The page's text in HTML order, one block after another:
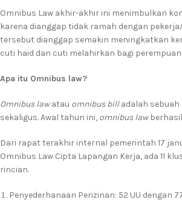
Omnibus Law akhir-akhir ini menimbulkan
karena dianggap tidak ramah dengan
tersebut dianggap semakin meningkatkan
cuti haid dan cuti melahirkan bagi perempuan.
Apa itu Omnibus law?
Omnibus lawatau omnibus billadalah sebuah
sekaligus. Awal tahun ini, omnibus law
Dari rapat terakhir internal pemerintah 17
Omnibus Law Cipta Lapangan Kerja, ada 11
rincian.
Penyederhanaan Perizinan: 52 UU dengan